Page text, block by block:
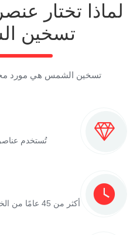
لماذا تختار
تسخين
تسخين الشمس هي مورد
تُستخدم
أكثر من 45 عامًا من الخبرة في صناعة عناصر التسخين